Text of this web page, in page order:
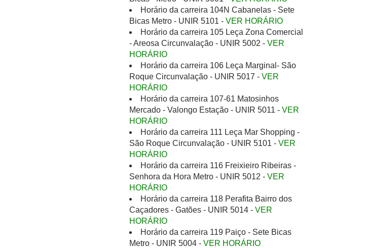
Horário da carreira 104N Cabanelas - Sete
Bicas Metro - UNIR 5101 - VER HORÁRIO
Horário da carreira 105 Leça Zona Comercial
- Areosa Circunvalação - UNIR 5002 - VER
HORÁRIO
Horário da carreira 106 Leça Marginal- São
Roque Circunvalação - UNIR 5017 - VER
HORÁRIO
Horário da carreira 107-61 Matosinhos
Mercado - Valongo Estação - UNIR 5011 - VER
HORÁRIO
Horário da carreira 111 Leça Mar Shopping -
São Roque Circunvalação - UNIR 5101 - VER
HORÁRIO
Horário da carreira 116 Freixieiro Ribeiras -
Senhora da Hora Metro - UNIR 5012 - VER
HORÁRIO
Horário da carreira 118 Perafita Bairro dos
Caçadores - Gatões - UNIR 5014 - VER
HORÁRIO
Horário da carreira 119 Paiço - Sete Bicas
Metro - UNIR 5004 - VER HORÁRIO